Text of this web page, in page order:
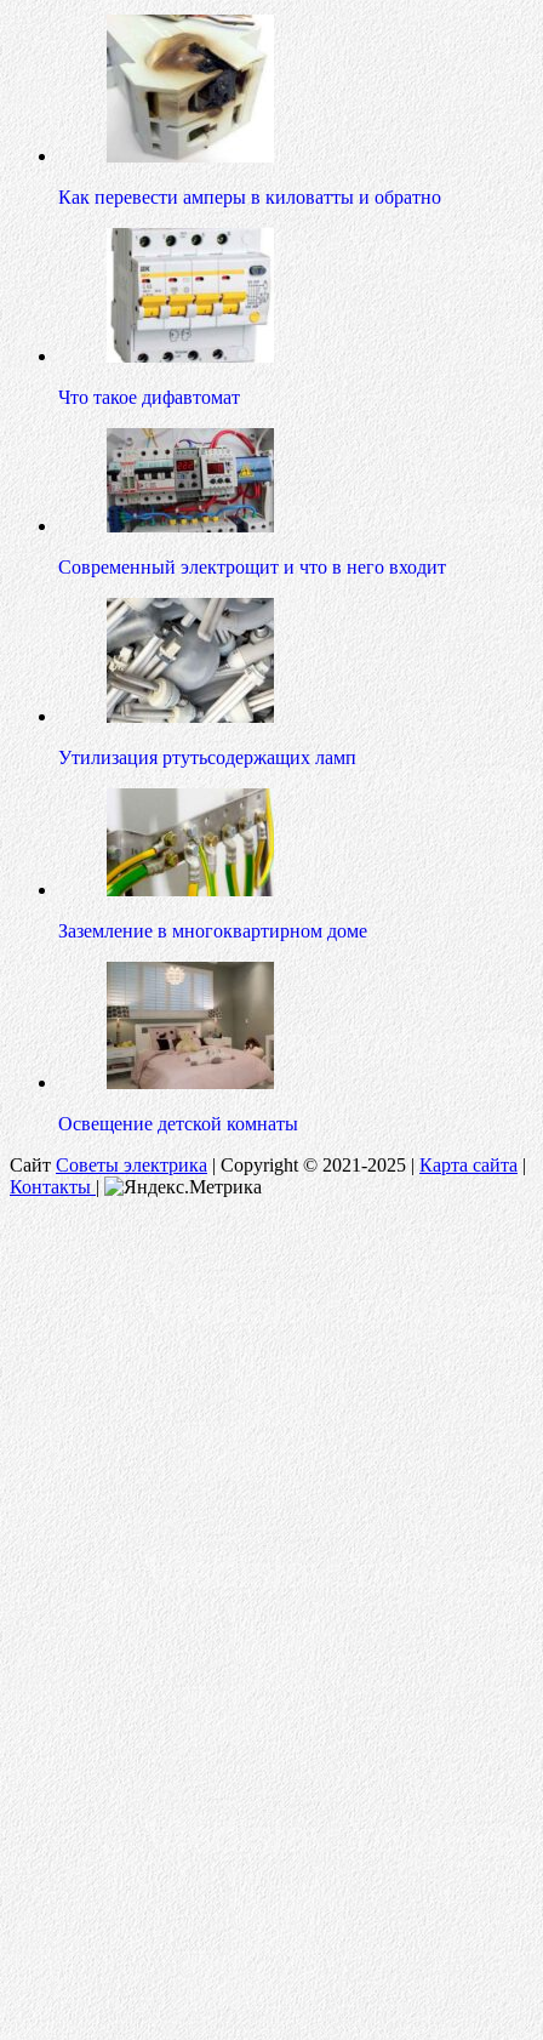
Как перевести амперы в киловатты и обратно
Что такое дифавтомат
Современный электрощит и что в него входит
Утилизация ртутьсодержащих ламп
Заземление в многоквартирном доме
Освещение детской комнаты
Сайт Советы электрика | Copyright © 2021-2025 | Карта сайта |
Контакты |